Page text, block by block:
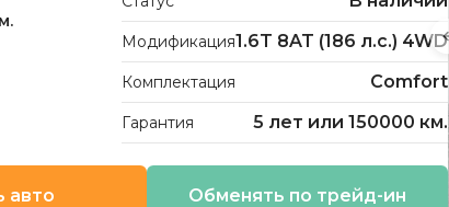
Модификация1.6T 8AT (186 л.с.) 4WD
Комплектация Comfort
Гарантия 5 лет или 150000 км.
авто Обменять по трейд-ин